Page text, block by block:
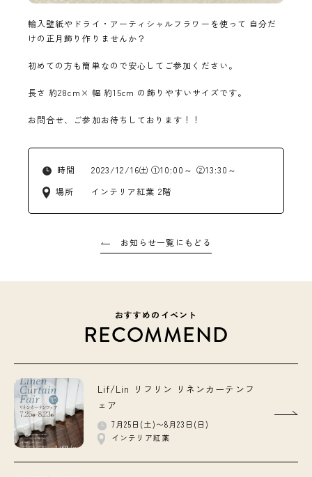
輸入壁紙やドライ・アーティシャルフラワーを使って 自分だ
けの正月飾り作りませんか？
初めての方も簡単なので安心してご参加ください。
長さ 約28cm× 幅 約15cm の飾りやすいサイズです。
お問合せ、ご参加お待ちしております！！
時間
2023/12/16㈯ ①10:00～ ②13:30～
場所
インテリア紅葉 2階
お知らせ一覧にもどる
おすすめのイベント
RECOMMEND
Lif/Lin リフリン リネンカーテンフ
ェア
7月25日(土)〜8月23日(日)
インテリア紅葉